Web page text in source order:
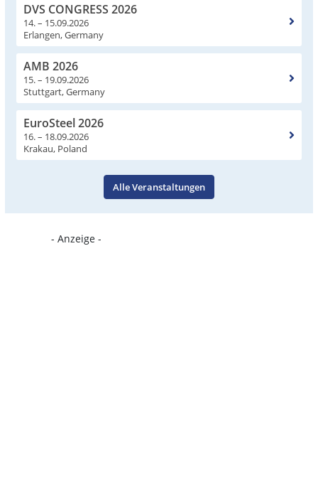
DVS CONGRESS 2026
14. – 15.09.2026
Erlangen, Germany
AMB 2026
15. – 19.09.2026
Stuttgart, Germany
EuroSteel 2026
16. – 18.09.2026
Krakau, Poland
Alle Veranstaltungen
- Anzeige -